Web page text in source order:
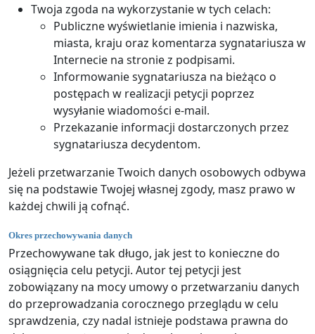
Twoja zgoda na wykorzystanie w tych celach:
Publiczne wyświetlanie imienia i nazwiska,
miasta, kraju oraz komentarza sygnatariusza w
Internecie na stronie z podpisami.
Informowanie sygnatariusza na bieżąco o
postępach w realizacji petycji poprzez
wysyłanie wiadomości e-mail.
Przekazanie informacji dostarczonych przez
sygnatariusza decydentom.
Jeżeli przetwarzanie Twoich danych osobowych odbywa
się na podstawie Twojej własnej zgody, masz prawo w
każdej chwili ją cofnąć.
Okres przechowywania danych
Przechowywane tak długo, jak jest to konieczne do
osiągnięcia celu petycji. Autor tej petycji jest
zobowiązany na mocy umowy o przetwarzaniu danych
do przeprowadzania corocznego przeglądu w celu
sprawdzenia, czy nadal istnieje podstawa prawna do